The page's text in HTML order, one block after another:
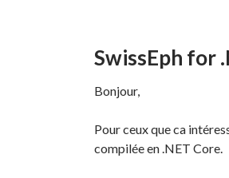
SwissEph for
Bonjour,
Pour ceux que ca
compilée en .NET Core.